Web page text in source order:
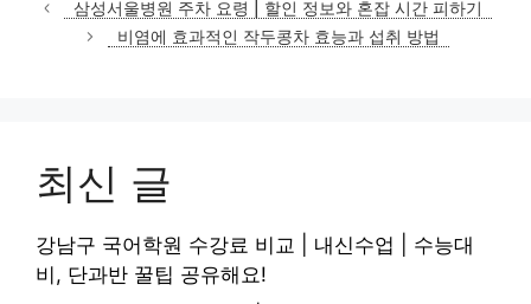
고
리
삼성서울병원 주차 요령 | 할인 정보와 혼잡 시간 피하기
비염에 효과적인 작두콩차 효능과 섭취 방법
최신 글
강남구 국어학원 수강료 비교 | 내신수업 | 수능대
비, 단과반 꿀팁 공유해요!